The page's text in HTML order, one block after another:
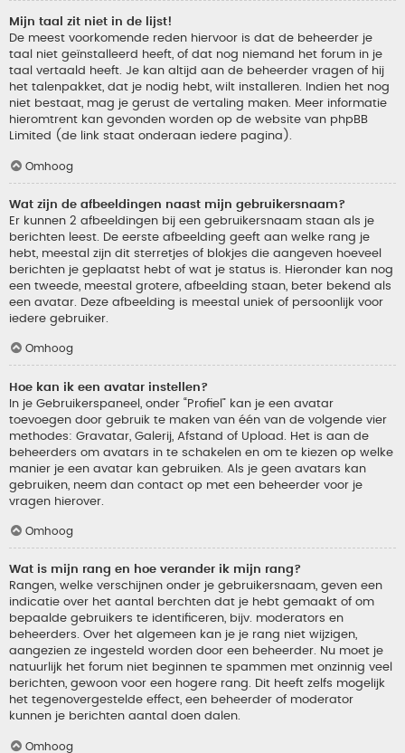
Mijn taal zit niet in de lijst!
De meest voorkomende reden hiervoor is dat de beheerder je
taal niet geïnstalleerd heeft, of dat nog niemand het forum in je
taal vertaald heeft. Je kan altijd aan de beheerder vragen of hij
het talenpakket, dat je nodig hebt, wilt installeren. Indien het nog
niet bestaat, mag je gerust de vertaling maken. Meer informatie
hieromtrent kan gevonden worden op de website van phpBB
Limited (de link staat onderaan iedere pagina).
Omhoog
Wat zijn de afbeeldingen naast mijn gebruikersnaam?
Er kunnen 2 afbeeldingen bij een gebruikersnaam staan als je
berichten leest. De eerste afbeelding geeft aan welke rang je
hebt, meestal zijn dit sterretjes of blokjes die aangeven hoeveel
berichten je geplaatst hebt of wat je status is. Hieronder kan nog
een tweede, meestal grotere, afbeelding staan, beter bekend als
een avatar. Deze afbeelding is meestal uniek of persoonlijk voor
iedere gebruiker.
Omhoog
Hoe kan ik een avatar instellen?
In je Gebruikerspaneel, onder “Profiel” kan je een avatar
toevoegen door gebruik te maken van één van de volgende vier
methodes: Gravatar, Galerij, Afstand of Upload. Het is aan de
beheerders om avatars in te schakelen en om te kiezen op welke
manier je een avatar kan gebruiken. Als je geen avatars kan
gebruiken, neem dan contact op met een beheerder voor je
vragen hierover.
Omhoog
Wat is mijn rang en hoe verander ik mijn rang?
Rangen, welke verschijnen onder je gebruikersnaam, geven een
indicatie over het aantal berchten dat je hebt gemaakt of om
bepaalde gebruikers te identificeren, bijv. moderators en
beheerders. Over het algemeen kan je je rang niet wijzigen,
aangezien ze ingesteld worden door een beheerder. Nu moet je
natuurlijk het forum niet beginnen te spammen met onzinnig veel
berichten, gewoon voor een hogere rang. Dit heeft zelfs mogelijk
het tegenovergestelde effect, een beheerder of moderator
kunnen je berichten aantal doen dalen.
Omhoog